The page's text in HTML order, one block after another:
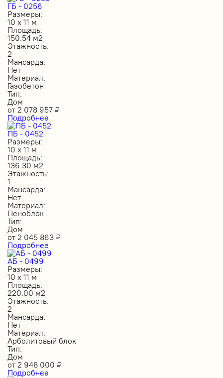
ГБ - 0256
Размеры:
10 х 11 м
Площадь:
150.54 м2
Этажность:
2
Мансарда:
Нет
Материал:
Газобетон
Тип:
Дом
от 2 078 957 ₽
Подробнее
ПБ - 0452
Размеры:
10 х 11 м
Площадь:
136.30 м2
Этажность:
1
Мансарда:
Нет
Материал:
Пеноблок
Тип:
Дом
от 2 045 863 ₽
Подробнее
АБ - 0499
Размеры:
10 х 11 м
Площадь:
220.00 м2
Этажность:
2
Мансарда:
Нет
Материал:
Арболитовый блок
Тип:
Дом
от 2 948 000 ₽
Подробнее